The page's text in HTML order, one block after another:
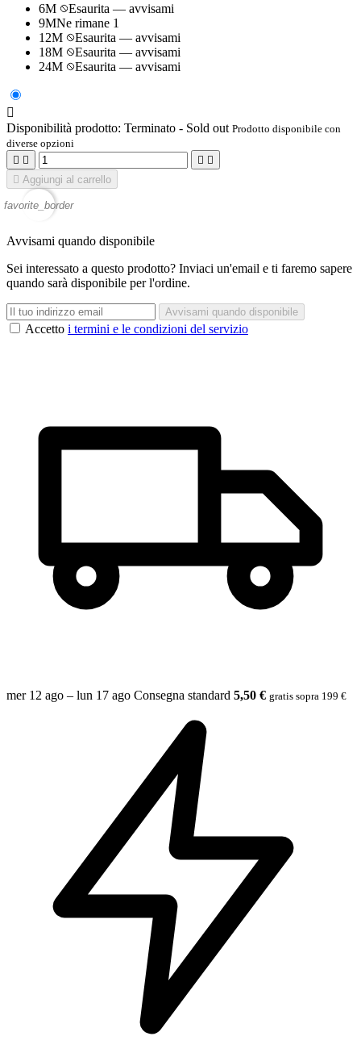
6M
Esaurita — avvisami
9MNe rimane 1
12M
Esaurita — avvisami
18M
Esaurita — avvisami
24M
Esaurita — avvisami

Disponibilità prodotto: Terminato - Sold out Prodotto disponibile con
diverse opzioni
   
 Aggiungi al carrello
favorite_border
Avvisami quando disponibile
Sei interessato a questo prodotto? Inviaci un'email e ti faremo sapere
quando sarà disponibile per l'ordine.
Avvisami quando disponibile
Accetto i termini e le condizioni del servizio
mer 12 ago – lun 17 ago Consegna standard 5,50 € gratis sopra 199 €